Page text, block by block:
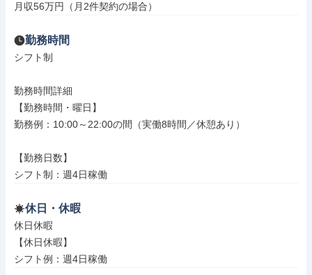
月収56万円（月2件契約の場合）
勤務時間
シフト制
勤務時間詳細
【勤務時間・曜日】
勤務例：10:00～22:00の間（実働8時間／休憩あり）
【勤務日数】
シフト制：週4日稼働
休日・休暇
休日休暇
【休日休暇】
シフト例：週4日稼働